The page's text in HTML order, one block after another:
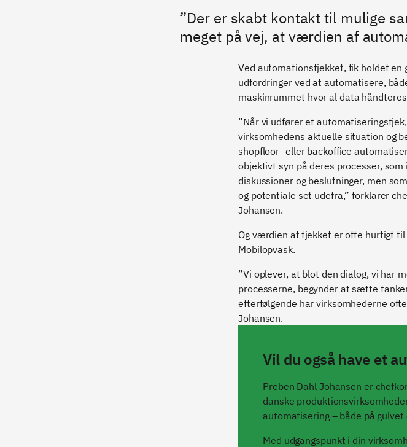
”Der er skabt kontakt til mulige
meget på vej, at værdien af
Ved automationstjekket, fik holdet en
udfordringer ved at automatisere,
maskinrummet hvor al data
”Når vi udfører et
virksomhedens aktuelle situation og
shopfloor- eller backoffice
objektivt syn på deres processer,
diskussioner og beslutninger, men
og potentiale set udefra,” forklarer
Johansen.
Og værdien af tjekket er ofte hurtigt
Mobilopvask.
”Vi oplever, at blot den dialog, vi har
processerne, begynder at sætte
efterfølgende har virksomhederne
Johansen.
Vil du også have et
Preben Dahl Johansen er
danske
automatisering – både på
Med udgangspunkt i din